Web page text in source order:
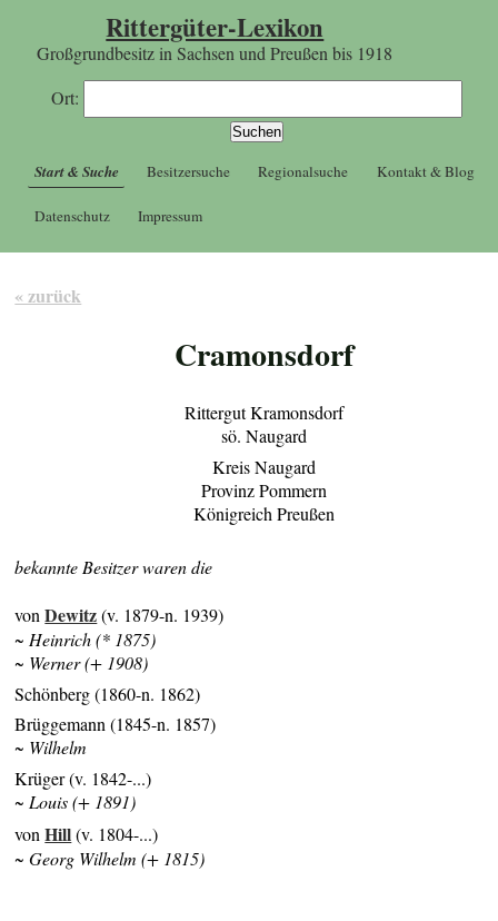
Rittergüter-Lexikon
Großgrundbesitz in Sachsen und Preußen bis 1918
Ort:
Start & Suche Besitzersuche Regionalsuche Kontakt & Blog
Datenschutz Impressum
« zurück
Cramonsdorf
Rittergut Kramonsdorf
sö. Naugard
Kreis Naugard
Provinz Pommern
Königreich Preußen
bekannte Besitzer waren die
vonDewitz(v. 1879-n. 1939)
~ Heinrich (* 1875)
~ Werner (+ 1908)
Schönberg (1860-n. 1862)
Brüggemann (1845-n. 1857)
~ Wilhelm
Krüger (v. 1842-...)
~ Louis (+ 1891)
vonHill(v. 1804-...)
~ Georg Wilhelm (+ 1815)